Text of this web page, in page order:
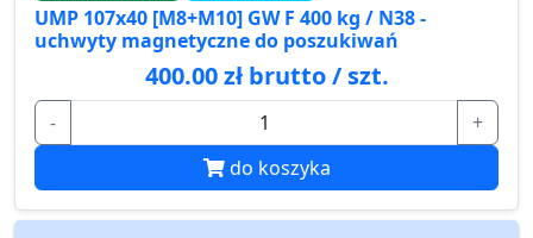
UMP 107x40 [M8+M10] GW F 400 kg / N38 -
uchwyty magnetyczne do poszukiwań
400.00 zł brutto / szt.
-
+
do koszyka